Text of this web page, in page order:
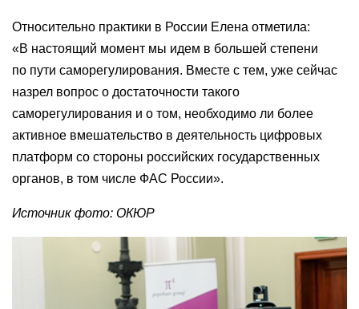
Относительно практики в России Елена отметила:
«В настоящий момент мы идем в большей степени
по пути саморегулирования. Вместе с тем, уже сейчас
назрел вопрос о достаточности такого
саморегулирования и о том, необходимо ли более
активное вмешательство в деятельность цифровых
платформ со стороны российских государственных
органов, в том числе ФАС России».
Источник фото: ОКЮР